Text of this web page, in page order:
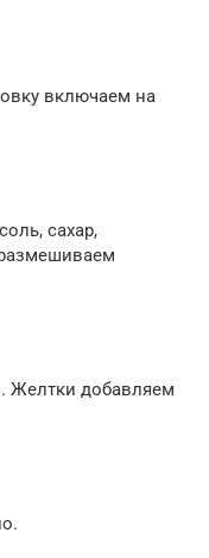
включаем на
сахар,
Желтки добавляем